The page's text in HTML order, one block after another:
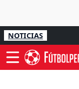
NOTICIAS